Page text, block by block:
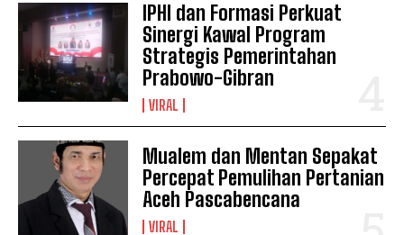
IPHI dan Formasi Perkuat
Sinergi Kawal Program
Strategis Pemerintahan
Prabowo-Gibran
VIRAL
Mualem dan Mentan Sepakat
Percepat Pemulihan Pertanian
Aceh Pascabencana
VIRAL